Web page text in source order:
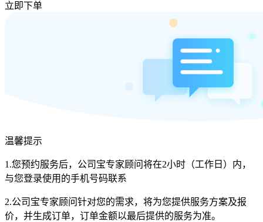
立即下单
温馨提示
1.您预约服务后，公司宝专家顾问将在2小时（工作日）内，
与您登录使用的手机号码联系
2.公司宝专家顾问针对您的需求，将为您提供服务方案及报
价，并生成订单，订单金额以最后提供的服务为准。